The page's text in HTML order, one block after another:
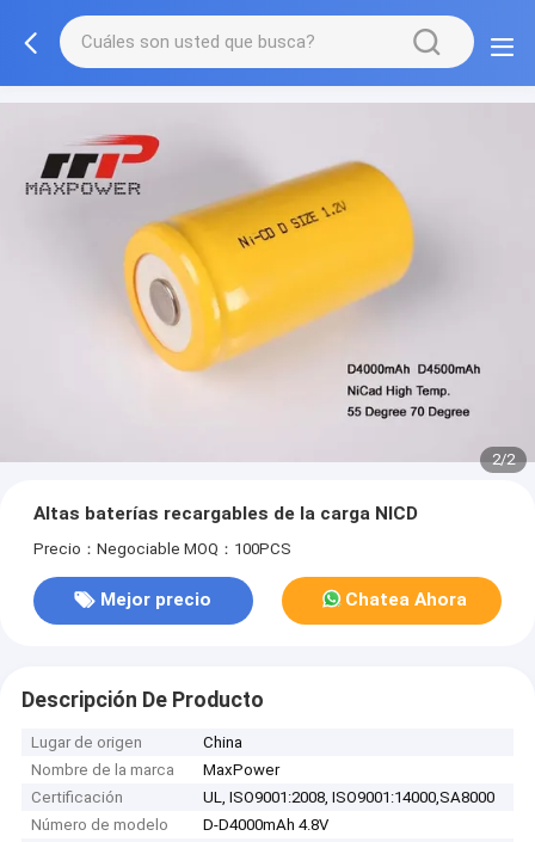
2/2
Altas baterías recargables de la carga NICD
Precio：Negociable MOQ：100PCS
Mejor precio Chatea Ahora
Descripción De Producto
Lugar de origen
China
Nombre de la marca
MaxPower
Certificación
UL, ISO9001:2008, ISO9001:14000,SA8000
Número de modelo
D-D4000mAh 4.8V